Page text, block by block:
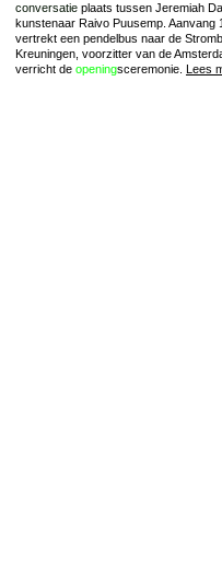
conversatie plaats tussen Jeremiah
kunstenaar Raivo Puusemp. Aanvang
vertrekt een pendelbus naar de
Kreuningen, voorzitter van de
verricht de openingsceremonie. Lees